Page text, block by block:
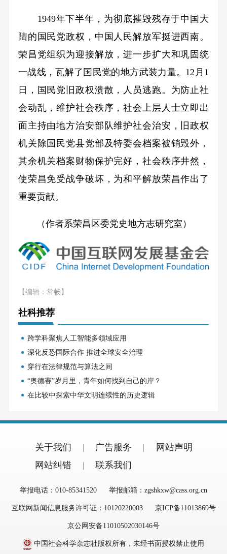
1949年下半年，为彻底摧毁残存于中国大
陆的国民党政权，中国人民解放军挺进西南。
荣昌党组织为迎接解放，进一步扩大和巩固统
一战线，瓦解了国民党的地方武装力量。12月1
日，国民党旧政权溃散，人员逃跑。为防止社
会动乱，维护社会秩序，社会上层人士立即出
面主持由地方治安部队维护社会治安，旧政权
机关除国民党县党部及特委会档案被销毁外，
其余机关档案财物保护完好，社会秩序井然，
使荣昌免受战争破坏，为和平解放荣昌作出了
重要贡献。
（作者系荣昌区委党史地方志研究室）
【编辑：常畅】
社科推荐
跨学科聚焦人工智能多领域应用
深化反恐国际合作 推进全球安全治理
穿行在法律规范与算法之间
“奥德赛”岁月里，青年如何找到自己的岸？
在比较中探索中华文明连续性的历史逻辑
关于我们 广告服务
网站声明
网站纠错
联系我们
举报电话：010-85341520 举报邮箱：zgshkxw@cass.org.cn
互联网新闻信息服务许可证：10120220003 京ICP备11013869号
京公网安备11010502030146号
中国社会科学杂志社版权所有，未经书面授权禁止使用